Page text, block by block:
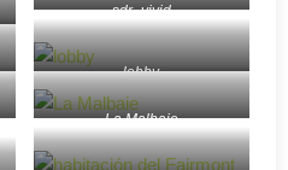
sdr_vivid
lobby
La Malbaie